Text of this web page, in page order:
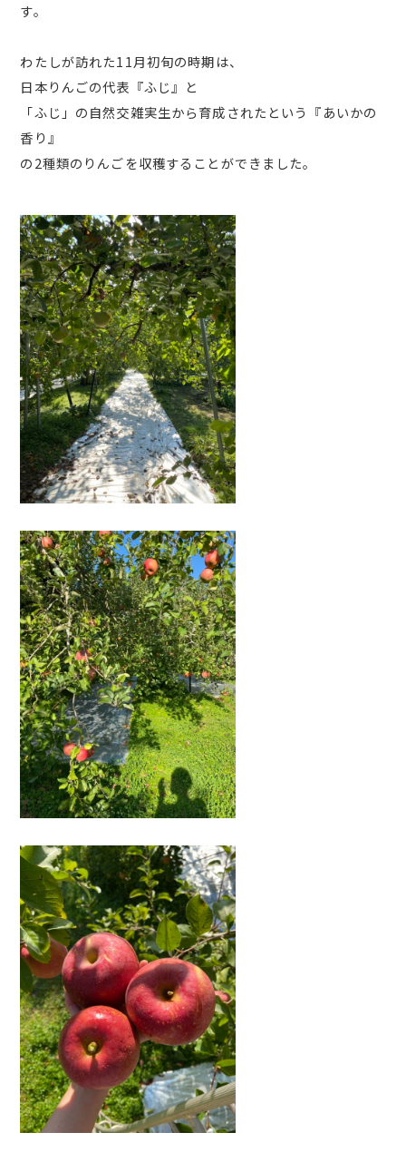
す。
わたしが訪れた11月初旬の時期は、
日本りんごの代表『ふじ』と
「ふじ」の自然交雑実生から育成されたという『あいかの
香り』
の2種類のりんごを収穫することができました。